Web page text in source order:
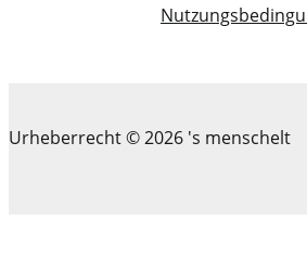
Urheberrecht © 2026 's menschelt